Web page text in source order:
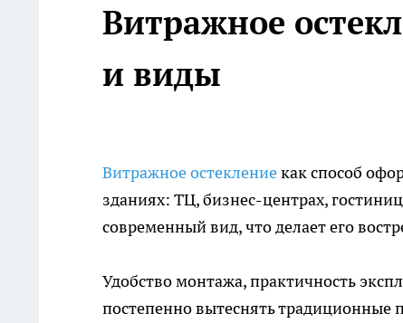
Витражное
и виды
Витражное остеклениекак способ
зданиях: ТЦ, бизнес-центрах,
современный вид, что делает его
Удобство монтажа, практичность
постепенно вытеснять традиционные